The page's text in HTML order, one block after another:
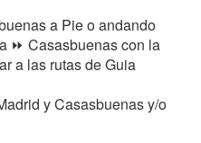
a Pie o andando
⏩ Casasbuenas con la
a las rutas de Guia
y Casasbuenas y/o